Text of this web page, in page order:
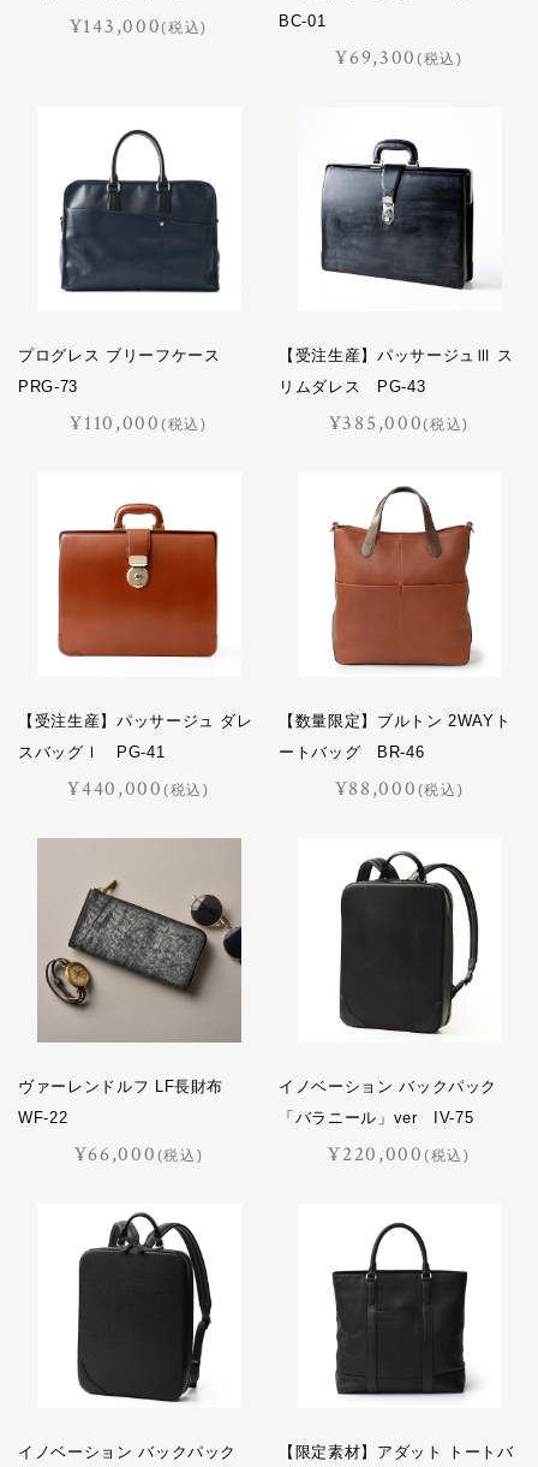
¥143,000(税込)
BC-01
¥69,300(税込)
プログレス ブリーフケース
PRG-73
¥110,000 (税込)
【受注生産】パッサージュⅢ ス
リムダレス PG-43
¥385,000(税込)
【受注生産】パッサージュ ダレ
スバッグⅠ PG-41
¥440,000 (税込)
【数量限定】ブルトン 2WAYト
ートバッグ BR-46
¥88,000 (税込)
ヴァーレンドルフ LF長財布
WF-22
¥66,000 (税込)
イノベーション バックパック
「バラニール」ver IV-75
¥220,000 (税込)
イノベーション バックパック 【限定素材】アダット トートバ